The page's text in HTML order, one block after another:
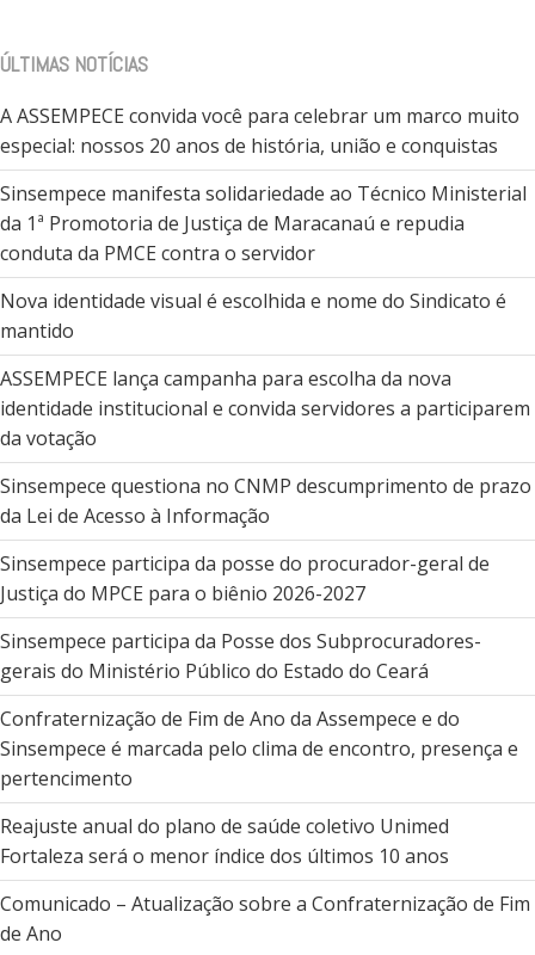
ÚLTIMAS NOTÍCIAS
A ASSEMPECE convida você para celebrar um marco muito
especial: nossos 20 anos de história, união e conquistas
Sinsempece manifesta solidariedade ao Técnico Ministerial
da 1ª Promotoria de Justiça de Maracanaú e repudia
conduta da PMCE contra o servidor
Nova identidade visual é escolhida e nome do Sindicato é
mantido
ASSEMPECE lança campanha para escolha da nova
identidade institucional e convida servidores a participarem
da votação
Sinsempece questiona no CNMP descumprimento de prazo
da Lei de Acesso à Informação
Sinsempece participa da posse do procurador-geral de
Justiça do MPCE para o biênio 2026-2027
Sinsempece participa da Posse dos Subprocuradores-
gerais do Ministério Público do Estado do Ceará
Confraternização de Fim de Ano da Assempece e do
Sinsempece é marcada pelo clima de encontro, presença e
pertencimento
Reajuste anual do plano de saúde coletivo Unimed
Fortaleza será o menor índice dos últimos 10 anos
Comunicado – Atualização sobre a Confraternização de Fim
de Ano